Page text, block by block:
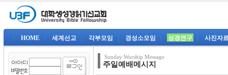
HOME 세계선교 각부모임 경성소모임 성경연구 사진자
Sunday Worship Message
주일예배메시지